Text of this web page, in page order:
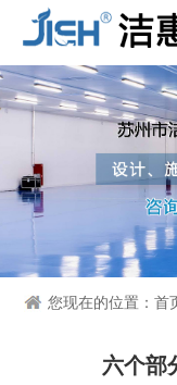
您现在的位置：首
六个部